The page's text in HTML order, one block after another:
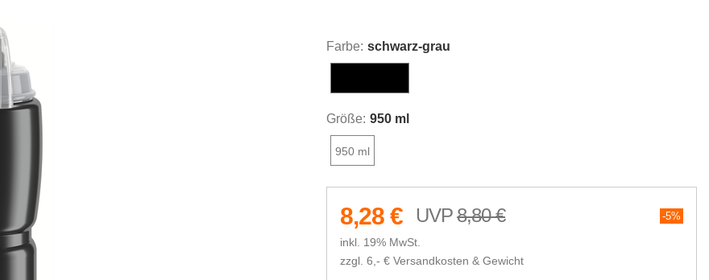
Farbe: schwarz-grau
Größe: 950 ml
950 ml
8,80 € 5%
8,28 €
inkl. 19% MwSt.
zzgl. 6,- € Versandkosten & Gewicht